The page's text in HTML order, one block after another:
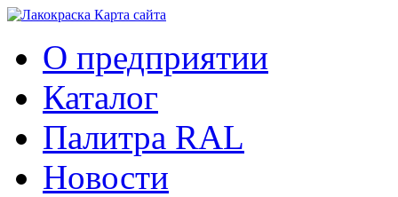
Карта сайтa
О предприятии
Каталог
Палитра RAL
Новости